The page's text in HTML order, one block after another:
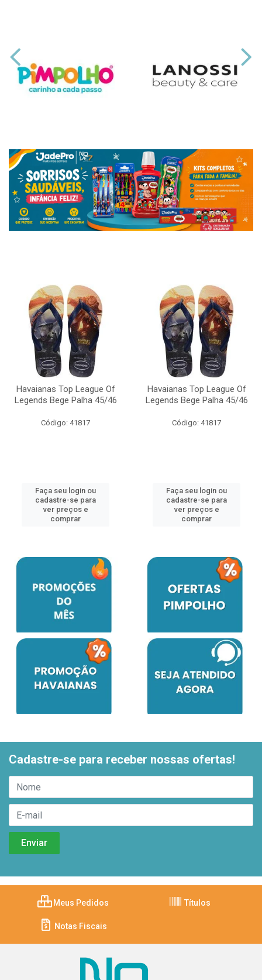
Havaianas Top League Of
Legends Bege Palha 45/46
Código: 41817
Faça seu login ou
cadastre-se para
ver preços e
comprar
Havaianas Top League Of
Legends Bege Palha 45/46
Código: 41817
Faça seu login ou
cadastre-se para
ver preços e
comprar
Cadastre-se para receber nossas ofertas!
Meus Pedidos Títulos
Notas Fiscais